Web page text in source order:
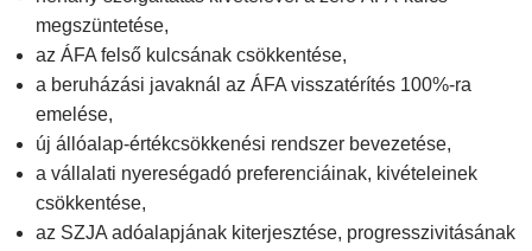
megszüntetése,
az ÁFA felső kulcsának csökkentése,
a beruházási javaknál az ÁFA visszatérítés 100%-ra
emelése,
új állóalap-értékcsökkenési rendszer bevezetése,
a vállalati nyereségadó preferenciáinak, kivételeinek
csökkentése,
az SZJA adóalapjának kiterjesztése, progresszivitásának